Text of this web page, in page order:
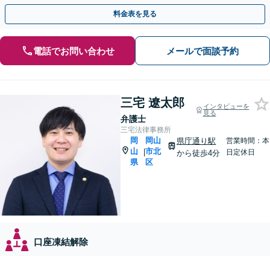
弁護士に相談を！【安心の費用設計】【岡山駅徒歩10分】
料金表を見る
電話でお問い合わせ メールで面談予約
三宅 遼太郎
弁護士
インタビューを
見る
三宅法律事務所
岡
山
県
|
岡山
市北
区
県庁通り駅
から徒歩4分
営業時間：本
日定休日
口座凍結解除